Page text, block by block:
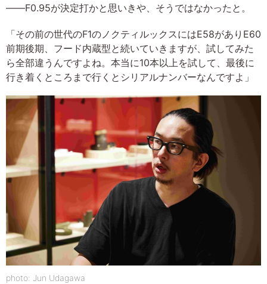
――F0.95が決定打かと思いきや、そうではなかったと。
「その前の世代のF1のノクティルックスにはE58がありE60
前期後期、フード内蔵型と続いていきますが、試してみた
ら全部違うんですよね。本当に10本以上を試して、最後に
行き着くところまで行くとシリアルナンバーなんですよ」
photo: Jun Udagawa